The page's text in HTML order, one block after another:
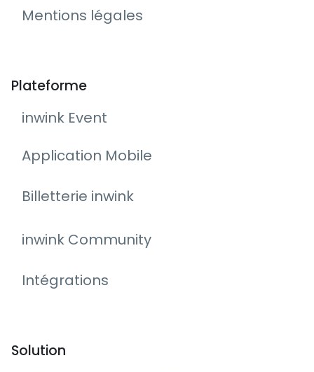
Mentions légales
Plateforme
inwink Event
Application Mobile
Billetterie inwink
inwink Community
Intégrations
Solution